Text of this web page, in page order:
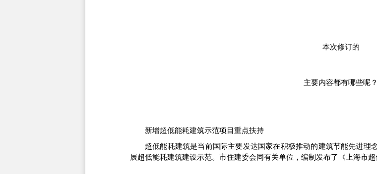
本次修订的
主要内容都有哪些呢？
新增超低能耗建筑示范项目重点扶持
超低能耗建筑是当前国际主要发达国家在积极推动的建筑节能先进理
展超低能耗建筑建设示范。市住建委会同有关单位，编制发布了《上海市超